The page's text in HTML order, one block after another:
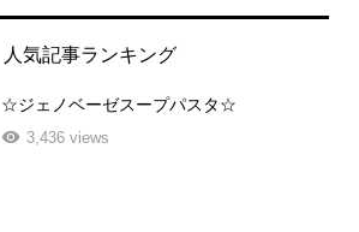
人気記事ランキング
☆ジェノベーゼスープパスタ☆
3,436 views